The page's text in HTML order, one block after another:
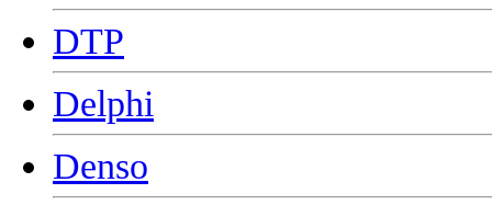
DTP
Delphi
Denso